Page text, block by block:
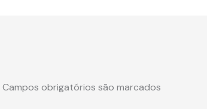
Campos obrigatórios são marcados